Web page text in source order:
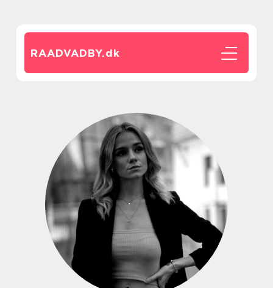
RAADVADBY.dk